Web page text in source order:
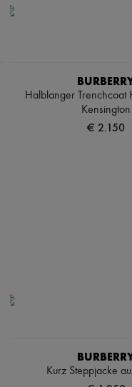
Halblanger Trenchcoat
Kensington
€ 2.150
Kurz Steppjacke